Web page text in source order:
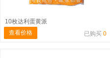
10枚达利蛋黄派
查看价格
已购买 0